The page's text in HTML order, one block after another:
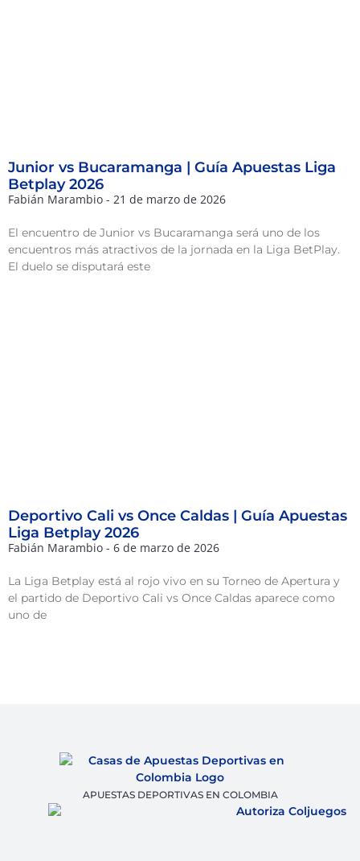
Junior vs Bucaramanga | Guía Apuestas Liga
Betplay 2026
Fabián Marambio 21 de marzo de 2026
El encuentro de Junior vs Bucaramanga será uno de los
encuentros más atractivos de la jornada en la Liga BetPlay.
El duelo se disputará este
Deportivo Cali vs Once Caldas | Guía Apuestas
Liga Betplay 2026
Fabián Marambio 6 de marzo de 2026
La Liga Betplay está al rojo vivo en su Torneo de Apertura y
el partido de Deportivo Cali vs Once Caldas aparece como
uno de
APUESTAS DEPORTIVAS EN COLOMBIA